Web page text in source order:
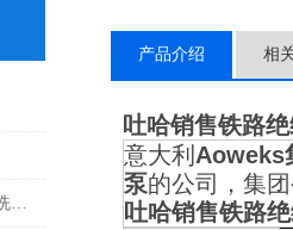
防爆高压清洗机在热交换器清洗上的应用
产品介绍 相
吐哈销售铁路
意大利 Aoweks
泵的公司，集
吐哈销售铁路